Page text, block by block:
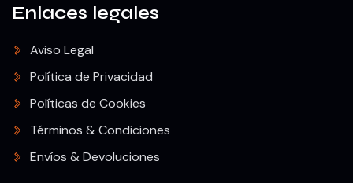
Enlaces legales
Aviso Legal
Política de Privacidad
Políticas de Cookies
Términos & Condiciones
Envíos & Devoluciones